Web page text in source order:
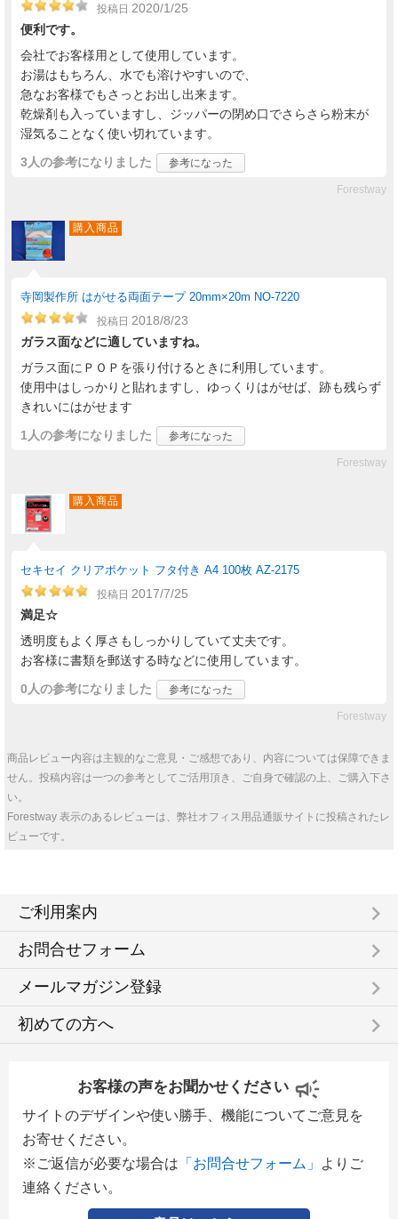
投稿日 2020/1/25
便利です。
会社でお客様用として使用しています。
お湯はもちろん、水でも溶けやすいので、
急なお客様でもさっとお出し出来ます。
乾燥剤も入っていますし、ジッパーの閉め口でさらさら粉末が
湿気ることなく使い切れています。
3人の参考になりました 参考になった
Forestway
購入商品
寺岡製作所 はがせる両面テープ 20mm×20m NO-7220
投稿日 2018/8/23
ガラス面などに適していますね。
ガラス面にＰＯＰを張り付けるときに利用しています。
使用中はしっかりと貼れますし、ゆっくりはがせば、跡も残らず
きれいにはがせます
1人の参考になりました 参考になった
Forestway
購入商品
セキセイ クリアポケット フタ付き A4 100枚 AZ-2175
投稿日 2017/7/25
満足☆
透明度もよく厚さもしっかりしていて丈夫です。
お客様に書類を郵送する時などに使用しています。
0人の参考になりました 参考になった
Forestway
商品レビュー内容は主観的なご意見・ご感想であり、内容については保障できま
せん。投稿内容は一つの参考としてご活用頂き、ご自身で確認の上、ご購入下さ
い。
Forestway 表示のあるレビューは、弊社オフィス用品通販サイトに投稿されたレ
ビューです。
ご利用案内 keyboard_arrow_right
お問合せフォーム keyboard_arrow_right
メールマガジン登録 keyboard_arrow_right
初めての方へ keyboard_arrow_right
お客様の声をお聞かせください
サイトのデザインや使い勝手、機能についてご意見を
お寄せください。
※ご返信が必要な場合は 「お問合せフォーム」
よりご
連絡ください。